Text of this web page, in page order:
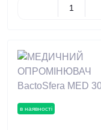
в наявності